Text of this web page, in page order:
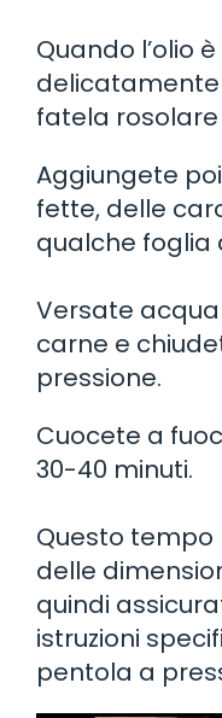
Quando l’olio
delicatamente
fatela
Aggiungete
fette, delle
qualche foglia
Versate
carne e
pressione.
Cuocete a
30-40 minuti.
Questo tempo
delle
quindi
istruzioni
pentola a